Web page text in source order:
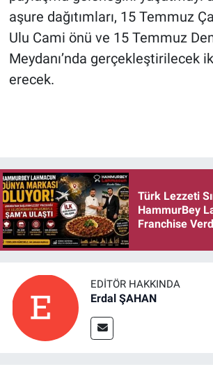
aşure dağıtımları, 15 Temmuz
Ulu Cami önü ve 15 Temmuz
Meydanı’nda gerçekleştirilecek
erecek.
Türk Lezzeti
HammurBey
Franchise
EDITÖR HAKKINDA
Erdal ŞAHAN